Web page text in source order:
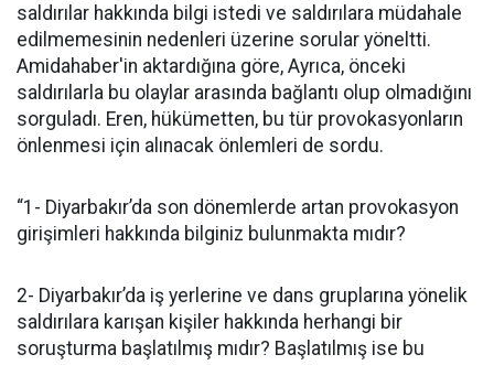
saldırılar hakkında bilgi istedi ve saldırılara müdahale
edilmemesinin nedenleri üzerine sorular yöneltti.
Amidahaber'in aktardığına göre, Ayrıca, önceki
saldırılarla bu olaylar arasında bağlantı olup olmadığını
sorguladı. Eren, hükümetten, bu tür provokasyonların
önlenmesi için alınacak önlemleri de sordu.
“1- Diyarbakır’da son dönemlerde artan provokasyon
girişimleri hakkında bilginiz bulunmakta mıdır?
2- Diyarbakır’da iş yerlerine ve dans gruplarına yönelik
saldırılara karışan kişiler hakkında herhangi bir
soruşturma başlatılmış mıdır? Başlatılmış ise bu